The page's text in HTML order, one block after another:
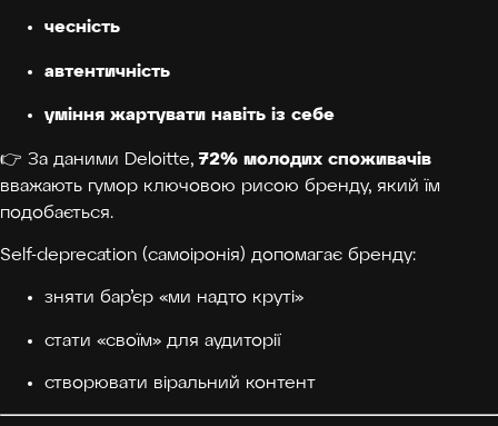
чесність
автентичність
уміння жартувати навіть із себе
👉 За даними Deloitte, 72% молодих споживачів
вважають гумор ключовою рисою бренду, який їм
подобається.
Self-deprecation (самоіронія) допомагає бренду:
зняти бар’єр «ми надто круті»
стати «своїм» для аудиторії
створювати віральний контент